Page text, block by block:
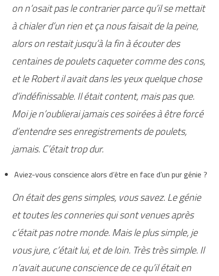
on n’osait pas le contrarier parce qu’il se mettait
à chialer d’un rien et ça nous faisait de la peine,
alors on restait jusqu’à la fin à écouter des
centaines de poulets caqueter comme des cons,
et le Robert il avait dans les yeux quelque chose
d’indéfinissable. Il était content, mais pas que.
Moi je n’oublierai jamais ces soirées à être forcé
d’entendre ses enregistrements de poulets,
jamais. C’était trop dur.
Aviez-vous conscience alors d’être en face d’un pur génie ?
On était des gens simples, vous savez. Le génie
et toutes les conneries qui sont venues après
c’était pas notre monde. Mais le plus simple, je
vous jure, c’était lui, et de loin. Très très simple. Il
n’avait aucune conscience de ce qu’il était en